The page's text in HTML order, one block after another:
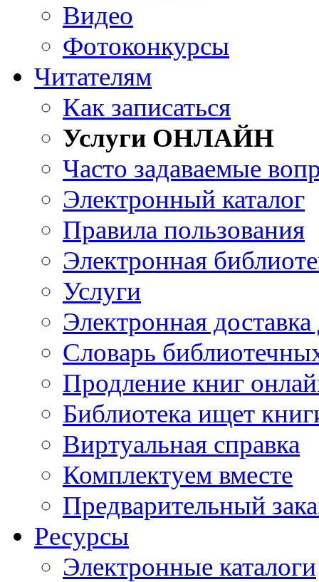
Видео
Фотоконкурсы
Читателям
Как записаться
Услуги ОНЛАЙН
Часто задаваемые
Электронный каталог
Правила пользования
Электронная
Услуги
Электронная
Словарь
Продление книг
Библиотека ищет
Виртуальная справка
Комплектуем вместе
Предварительный
Ресурсы
Электронные каталоги